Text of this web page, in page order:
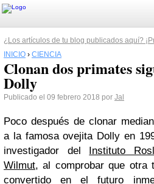
¿Los artículos de tu blog publicados aquí?
INICIO › CIENCIA
Clonan dos primates
Dolly
Publicado el 09 febrero 2018 por Jal
Poco después de clonar
a la famosa ovejita Dolly en
investigador del Instituto
Wilmut, al comprobar que otra
convertido en el futuro